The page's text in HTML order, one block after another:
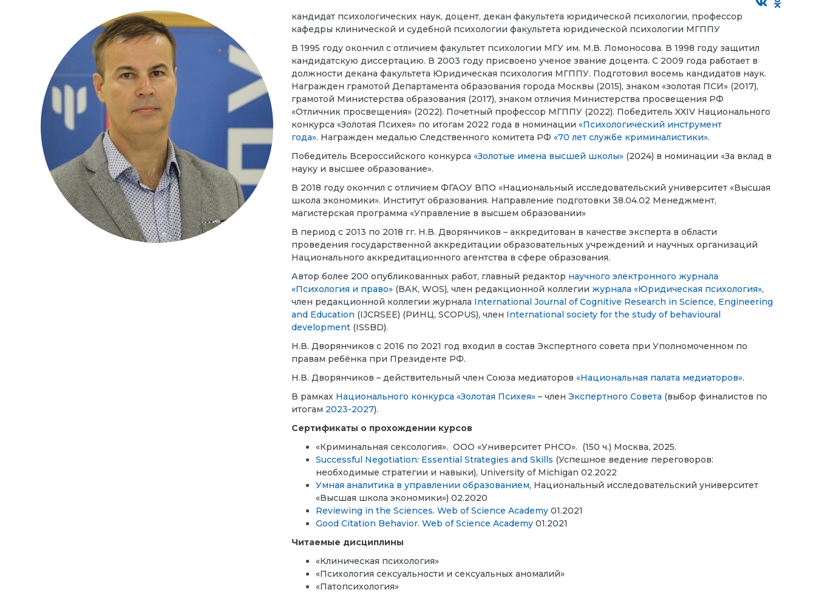
кандидат психологических наук, доцент, декан факультета юридической психологии, профессор
кафедры клинической и судебной психологии факультета юридической психологии МГППУ
В 1995 году окончил с отличиемфакультет психологии МГУ им. М.В. Ломоносова. В 1998 году защитил
кандидатскую диссертацию. В 2003 году присвоено ученое звание доцента. С 2009 года работает в
должности декана факультета Юридическая психология МГППУ. Подготовил восемь кандидатов наук.
Награжден грамотой Департамента образования города Москвы (2015), знаком «золотая ПСИ» (2017),
грамотой Министерства образования (2017), знаком отличия Министерства просвещения РФ
«Отличник просвещения» (2022). Почетный профессор МГППУ (2022). Победитель XXIV Национального
конкурса «Золотая Психея» по итогам 2022 года в номинации«Психологический инструмент
года». Награжден медалью Следственного комитета РФ«70 лет службе криминалистики».
Победитель Всероссийского конкурса«Золотые имена высшей школы» (2024) в номинации «За вклад в
науку и высшее образование».
В 2018 году окончил с отличиемФГАОУ ВПО «Национальный исследовательский университет «Высшая
школа экономики». Институт образования. Направление подготовки 38.04.02 Менеджмент,
магистерская программа «Управление в высшем образовании»
В период с 2013 по 2018 гг. Н.В. Дворянчиков – аккредитован в качестве эксперта в области
проведения государственной аккредитации образовательных учреждений и научных организаций
Национального аккредитационного агентства в сфере образования.
Автор более 200 опубликованных работ, главный редактор научного электронного журнала
«Психология и право» (ВАК, WOS), член редакционной коллегиижурнала «Юридическая психология»,
член редакционной коллегии журнала International Journal of Cognitive Research in Science, Engineering
and Education (IJCRSEE) (РИНЦ, SCOPUS), член International society for the study of behavioural
development (ISSBD).
Н.В. Дворянчиков с 2016 по 2021 год входил в состав Экспертного совета при Уполномоченном по
правам ребёнка при Президенте РФ.
Н.В. Дворянчиков – действительный член Союза медиаторов«Национальная палата медиаторов».
В рамках Национального конкурса «Золотая Психея» – членЭкспертного Совета (выбор финалистов по
итогам 2023-2027).
Сертификаты о прохождении курсов
«Криминальная сексология». ООО «Университет РНСО». (150 ч.) Москва, 2025.
Successful Negotiation: Essential Strategies and Skills (Успешное ведение переговоров:
необходимые стратегии и навыки), University of Michigan 02.2022
Умная аналитика в управлении образованием, Национальный исследовательский университет
«Высшая школа экономики») 02.2020
Reviewing in the Sciences.Web of Science Academy 01.2021
Good Citation Behavior.Web of Science Academy 01.2021
Читаемые дисциплины
«Клиническая психология»
«Психология сексуальности и сексуальных аномалий»
«Патопсихология»